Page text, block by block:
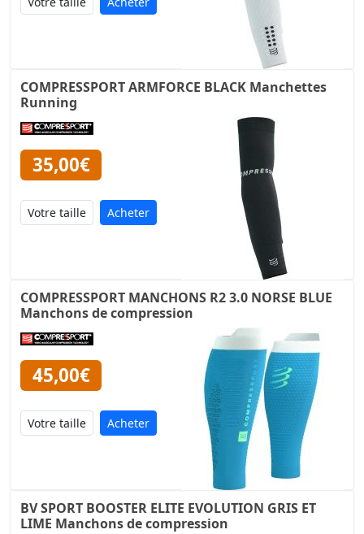
COMPRESSPORT ARMFORCE BLACK Manchettes
Running
35,00€
Acheter
COMPRESSPORT MANCHONS R2 3.0 NORSE BLUE
Manchons de compression
45,00€
Acheter
BV SPORT BOOSTER ELITE EVOLUTION GRIS ET
LIME Manchons de compression